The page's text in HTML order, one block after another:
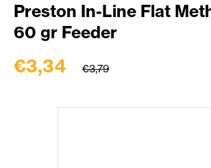
Preston In-Line Flat
60 gr Feeder
€3,34 €3,79